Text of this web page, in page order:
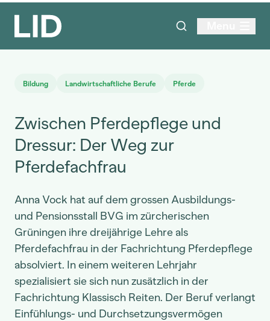
Bildung Landwirtschaftliche Berufe Pferde
Zwischen Pferdepflege und
Dressur: Der Weg zur
Pferdefachfrau
Anna Vock hat auf dem grossen Ausbildungs-
und Pensionsstall BVG im zürcherischen
Grüningen ihre dreijährige Lehre als
Pferdefachfrau in der Fachrichtung Pferdepflege
absolviert. In einem weiteren Lehrjahr
spezialisiert sie sich nun zusätzlich in der
Fachrichtung Klassisch Reiten. Der Beruf verlangt
Einfühlungs- und Durchsetzungsvermögen